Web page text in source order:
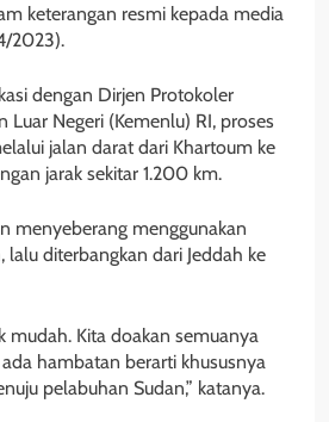
keterangan resmi kepada media
2023).
dengan Dirjen Protokoler
Luar Negeri (Kemenlu) RI, proses
jalan darat dari Khartoum ke
jarak sekitar 1.200 km.
menyeberang menggunakan
lalu diterbangkan dari Jeddah ke
mudah. Kita doakan semuanya
hambatan berarti khususnya
pelabuhan Sudan,” katanya.